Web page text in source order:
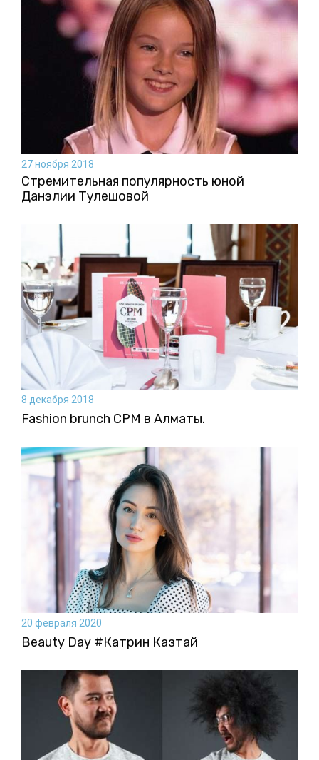
27 ноября 2018
Стремительная популярность юной
Данэлии Тулешовой
8 декабря 2018
Fashion brunch CPM в Алматы.
20 февраля 2020
Beauty Day #Катрин Казтай